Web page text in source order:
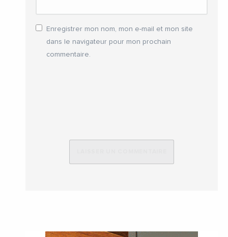
Enregistrer mon nom, mon e-mail et mon site
dans le navigateur pour mon prochain
commentaire.